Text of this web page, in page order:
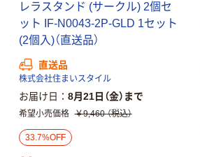
レラスタンド (サークル) 2個セ
ット IF-N0043-2P-GLD 1セット
(2個入)（直送品）
直送品
株式会社住まいスタイル
お届け日 8月21日（金）まで
希望小売価格 ￥9,460 （税込）
33.7%OFF
クル 「現場
ラ」 養生
（税込）
トリー 伊右
「お茶、どう
」 緑茶
アスクル はたら
く ふせん 付箋
本気プライス